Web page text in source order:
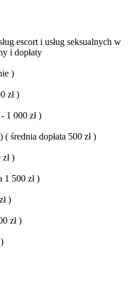
escort i usług seksualnych w
i dopłaty
)
zł)
1 000 zł)
( średnia dopłata 500 zł)
zł)
1 500 zł)
)
zł)
)